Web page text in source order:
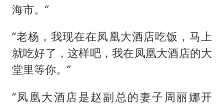
海市。”
“老杨，我现在在凤凰大酒店吃饭，马上
就吃好了，这样吧，我在凤凰大酒店的大
堂里等你。”
“凤凰大酒店是赵副总的妻子周丽娜开